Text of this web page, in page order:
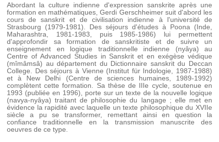
Abordant la culture indienne d'expression sanskrite après une
formation en mathématiques, Gerdi Gerschheimer suit d'abord les
cours de sanskrit et de civilisation indienne à l'université de
Strasbourg (1979-1981). Des séjours d'études à Poona (Inde,
Maharashtra, 1981-1983, puis 1985-1986) lui permettent
d'approfondir sa formation de sanskritiste et de suivre un
enseignement en logique traditionnelle indienne (nyâya) au
Centre of Advanced Studies in Sanskrit et en exégèse védique
(mîmâmsâ) au département du Dictionnaire sanskrit du Deccan
College. Des séjours à Vienne (Institut für Indologie, 1987-1988)
et à New Delhi (Centre de sciences humaines, 1989-1992)
complètent cette formation. Sa thèse de IIIe cycle, soutenue en
1993 (publiée en 1996), porte sur un texte de la nouvelle logique
(navya-nyâya) traitant de philosophie du langage ; elle met en
évidence la rapidité avec laquelle un texte philosophique du XVIIe
siècle a pu se transformer, remettant ainsi en question la
confiance traditionnelle en la transmission manuscrite des
oeuvres de ce type.